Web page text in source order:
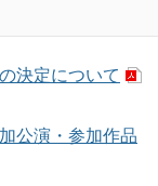
決定について
公演・参加作品